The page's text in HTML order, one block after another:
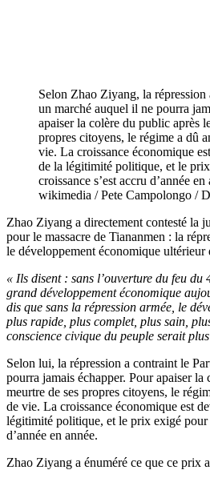
Selon Zhao Ziyang, la
un marché auquel il ne pourra
apaiser la colère du public après
propres citoyens, le régime a dû
vie. La croissance économique
de la légitimité politique, et le
croissance s’est accru d’année
wikimedia / Pete Campolongo /
Zhao Ziyang a directement contesté la
pour le massacre de Tiananmen : la
le développement économique ultérieur
« Ils disent : sans l’ouverture du feu
grand développement économique
dis que sans la répression armée, le
plus rapide, plus complet, plus sain,
conscience civique du peuple serait
Selon lui, la répression a contraint le
pourra jamais échapper. Pour apaiser
meurtre de ses propres citoyens, le
de vie. La croissance économique est
légitimité politique, et le prix exigé pour
d’année en année.
Zhao Ziyang a énuméré ce que ce prix